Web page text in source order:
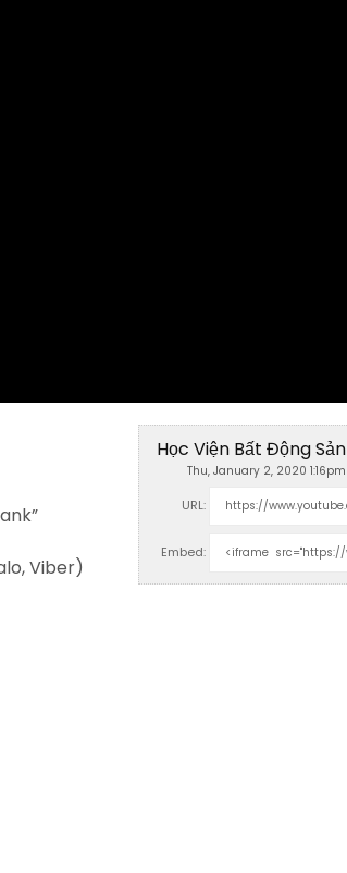
Học Viện Bất Động Sản
Thu, January 2, 2020 1:16pm
URL:
Embed:
Viber)